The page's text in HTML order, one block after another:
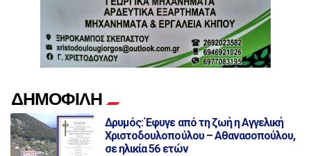
ΔΗΜΟΦΙΛΗ
Δρυμός: Έφυγε από τη ζωή η Αγγελική
Χριστοδουλοπούλου – Αθανασοπούλου,
σε ηλικία 56 ετών